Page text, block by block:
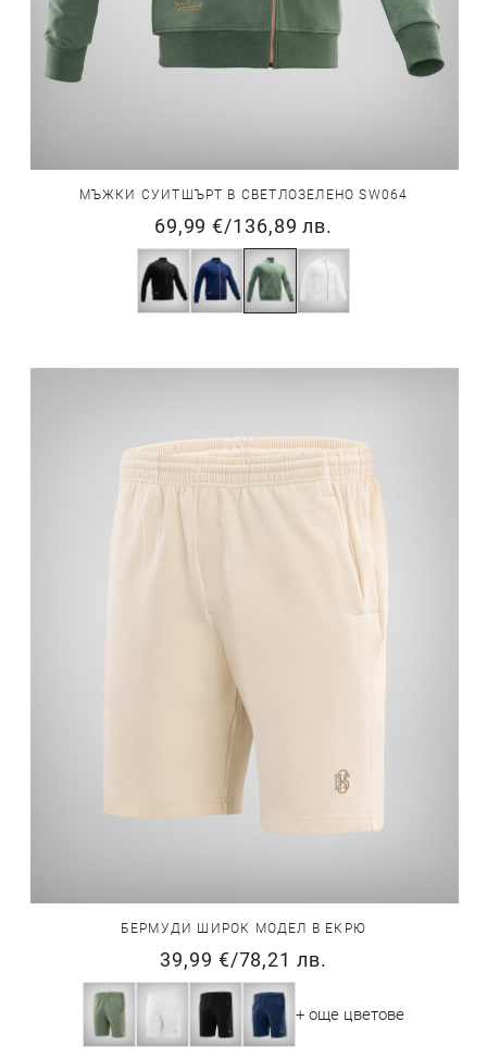
МЪЖКИ СУИТШЪРТ В СВЕТЛОЗЕЛЕНО SW064
69,99 €/136,89 лв.
БЕРМУДИ ШИРОК МОДЕЛ В ЕКРЮ
39,99 €/78,21 лв.
+ още цветове